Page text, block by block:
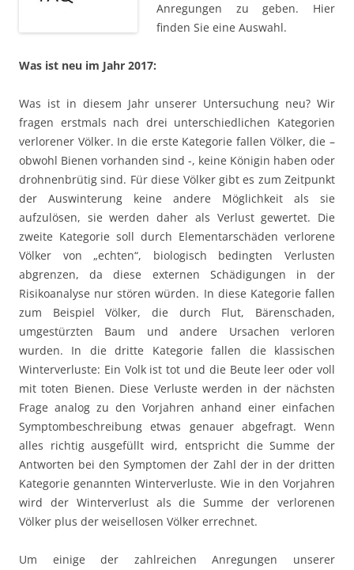
Anregungen zu geben. Hier
finden Sie eine Auswahl.
Was ist neu im Jahr 2017:
Was ist in diesem Jahr unserer Untersuchung neu? Wir
fragen erstmals nach drei unterschiedlichen Kategorien
verlorener Völker. In die erste Kategorie fallen Völker, die –
obwohl Bienen vorhanden sind -, keine Königin haben oder
drohnenbrütig sind. Für diese Völker gibt es zum Zeitpunkt
der Auswinterung keine andere Möglichkeit als sie
aufzulösen, sie werden daher als Verlust gewertet. Die
zweite Kategorie soll durch Elementarschäden verlorene
Völker von „echten“, biologisch bedingten Verlusten
abgrenzen, da diese externen Schädigungen in der
Risikoanalyse nur stören würden. In diese Kategorie fallen
zum Beispiel Völker, die durch Flut, Bärenschaden,
umgestürzten Baum und andere Ursachen verloren
wurden. In die dritte Kategorie fallen die klassischen
Winterverluste: Ein Volk ist tot und die Beute leer oder voll
mit toten Bienen. Diese Verluste werden in der nächsten
Frage analog zu den Vorjahren anhand einer einfachen
Symptombeschreibung etwas genauer abgefragt. Wenn
alles richtig ausgefüllt wird, entspricht die Summe der
Antworten bei den Symptomen der Zahl der in der dritten
Kategorie genannten Winterverluste. Wie in den Vorjahren
wird der Winterverlust als die Summe der verlorenen
Völker plus der weisellosen Völker errechnet.
Um einige der zahlreichen Anregungen unserer